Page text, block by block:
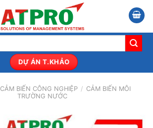
DỰ ÁN T.KHẢO
CẢM BIẾN CÔNG NGHIỆP / CẢM BIẾN MÔI
TRƯỜNG NƯỚC